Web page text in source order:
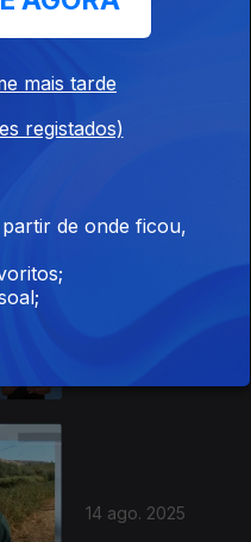
18 ago. 2025
14 ago. 2025
mais tarde
registados)
de onde ficou,